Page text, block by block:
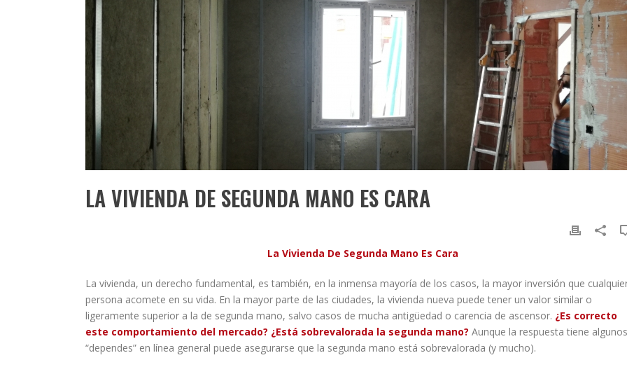
LA VIVIENDA DE SEGUNDA MANO ES CARA
La Vivienda De Segunda Mano Es Cara
La vivienda, un derecho fundamental, es también, en la inmensa mayoría de los casos, la mayor inversión que
persona acomete en su vida. En la mayor parte de las ciudades, la vivienda nueva puede tener un valor similar o
ligeramente superior a la de segunda mano, salvo casos de mucha antigüedad o carencia de ascensor. ¿Es correcto
este comportamiento del mercado? ¿Está sobrevalorada la segunda mano? Aunque la respuesta tiene algunos
“dependes” en línea general puede asegurarse que la segunda mano está sobrevalorada (y mucho).